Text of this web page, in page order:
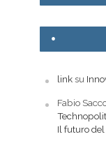
linksu
Fabio
Il futuro